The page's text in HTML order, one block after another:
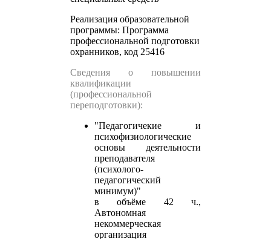
Реализация образовательной
программы: Программа
профессиональной подготовки
охранников, код 25416
Сведения о повышении
квалификации
(профессиональной
переподготовки):
"Педагогичекие и
психофизиологические
основы деятельности
преподавателя
(психолого-
педагогический
минимум)"
в объёме 42 ч.,
Автономная
некоммерческая
организация